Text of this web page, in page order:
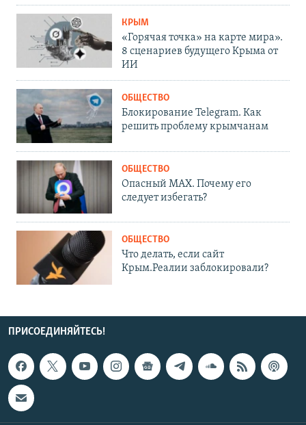
КРЫМ
«Горячая точка» на карте мира».
8 сценариев будущего Крыма от
ИИ
ОБЩЕСТВО
Блокирование Telegram. Как
решить проблему крымчанам
ОБЩЕСТВО
Опасный MAX. Почему его
следует избегать?
ОБЩЕСТВО
Что делать, если сайт
Крым.Реалии заблокировали?
ПРИСОЕДИНЯЙТЕСЬ!